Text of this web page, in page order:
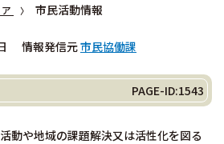
市民活動情報
情報発信元市民協働課
PAGE-ID:1543
動や地域の課題解決又は活性化を図る